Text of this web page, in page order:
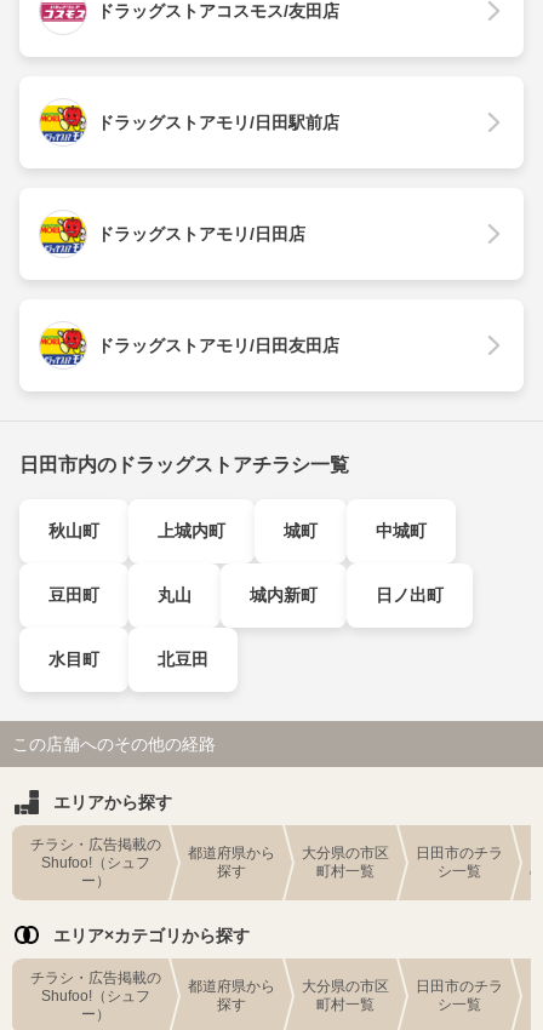
ドラッグストアコスモス/友田店
ドラッグストアモリ/日田駅前店
ドラッグストアモリ/日田店
ドラッグストアモリ/日田友田店
日田市内のドラッグストアチラシ一覧
秋山町 上城内町 城町 中城町
豆田町 丸山 城内新町 日ノ出町
水目町 北豆田
この店舗へのその他の経路
エリアから探す
チラシ・広告掲載の
Shufoo!（シュフ
ー）
都道府県から
探す
大分県の市区
町村一覧
日田市のチラ
シ一覧
エリア×カテゴリから探す
チラシ・広告掲載の
Shufoo!（シュフ
ー）
都道府県から
探す
大分県の市区
町村一覧
日田市のチラ
シ一覧